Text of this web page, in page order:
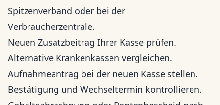
Spitzenverband oder bei der
Verbraucherzentrale.
Neuen Zusatzbeitrag Ihrer Kasse prüfen.
Alternative Krankenkassen vergleichen.
Aufnahmeantrag bei der neuen Kasse stellen.
Bestätigung und Wechseltermin kontrollieren.